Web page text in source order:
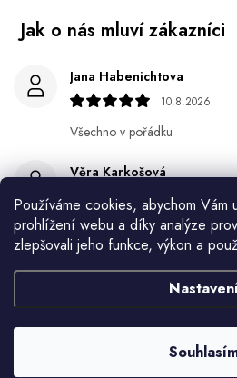
Používáme cookies, abychom Vám
prohlížení webu a díky analýze
zlepšovali jeho funkce, výkon a
Jana Habenichtova
10.8.2026
Všechno v pořádku
Věra Karkošová
10.8.2026
Miroslav Lamper
10.8.2026